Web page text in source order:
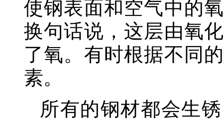
使钢表面和空气中的
换句话说，这层由氧
了氧。有时根据不同
素。
所有的钢材都会生